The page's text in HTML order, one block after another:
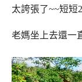
太誇張了~~短短
老媽坐上去還一